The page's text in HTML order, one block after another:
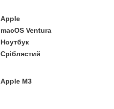
Apple
macOS Ventura
Ноутбук
Сріблястий
Apple M3